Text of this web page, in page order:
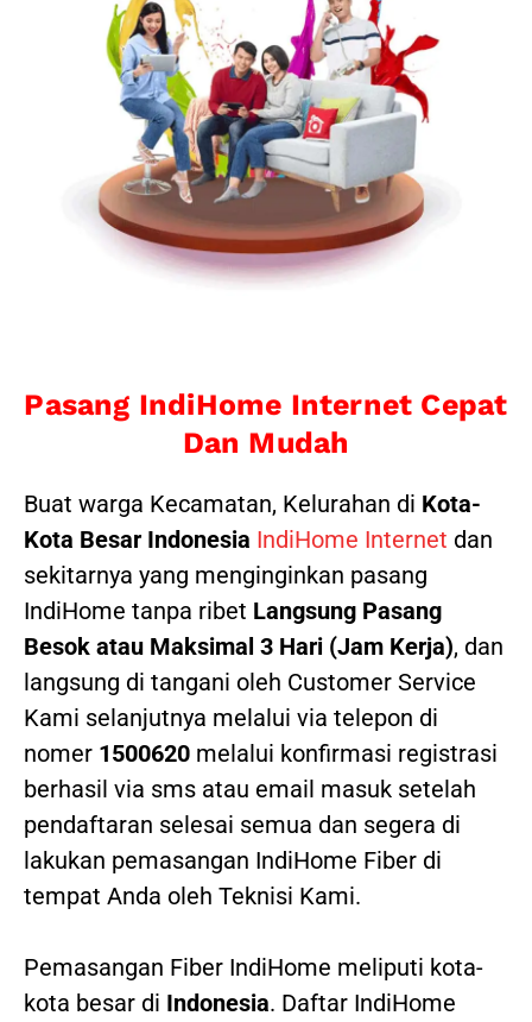
Pasang IndiHome Internet Cepat
Dan Mudah
Buat warga Kecamatan, Kelurahan di Kota-
Kota Besar Indonesia IndiHome Internet dan
sekitarnya yang menginginkan pasang
IndiHome tanpa ribet Langsung Pasang
Besok atau Maksimal 3 Hari (Jam Kerja), dan
langsung di tangani oleh Customer Service
Kami selanjutnya melalui via telepon di
nomer 1500620 melalui konfirmasi registrasi
berhasil via sms atau email masuk setelah
pendaftaran selesai semua dan segera di
lakukan pemasangan IndiHome Fiber di
tempat Anda oleh Teknisi Kami.
Pemasangan Fiber IndiHome meliputi kota-
kota besar di Indonesia. Daftar IndiHome